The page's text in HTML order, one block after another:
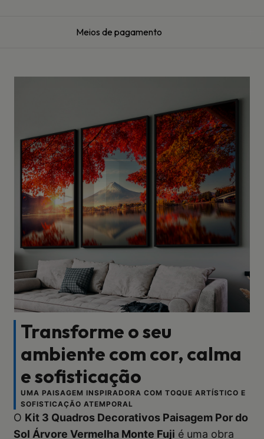
Meios de pagamento
Transforme o seu
ambiente com cor, calma
e sofisticação
UMA PAISAGEM INSPIRADORA COM TOQUE ARTÍSTICO E
SOFISTICAÇÃO ATEMPORAL
O Kit 3 Quadros Decorativos Paisagem Por do
Sol Árvore Vermelha Monte Fuji é uma obra